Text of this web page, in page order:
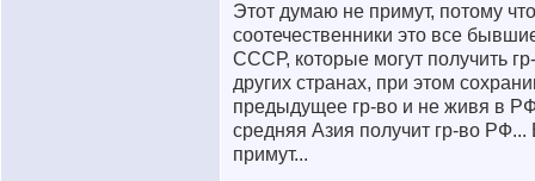
Этот думаю не примут, потому что
соотечественники это все
СССР, которые могут получить
других странах, при этом
предыдущее гр-во и не живя в
средняя Азия получит гр-во РФ...
примут...